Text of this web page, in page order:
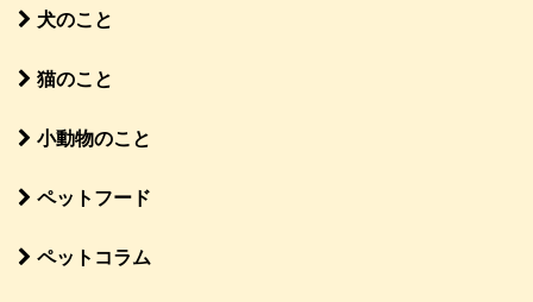
犬のこと
猫のこと
小動物のこと
ペットフード
ペットコラム